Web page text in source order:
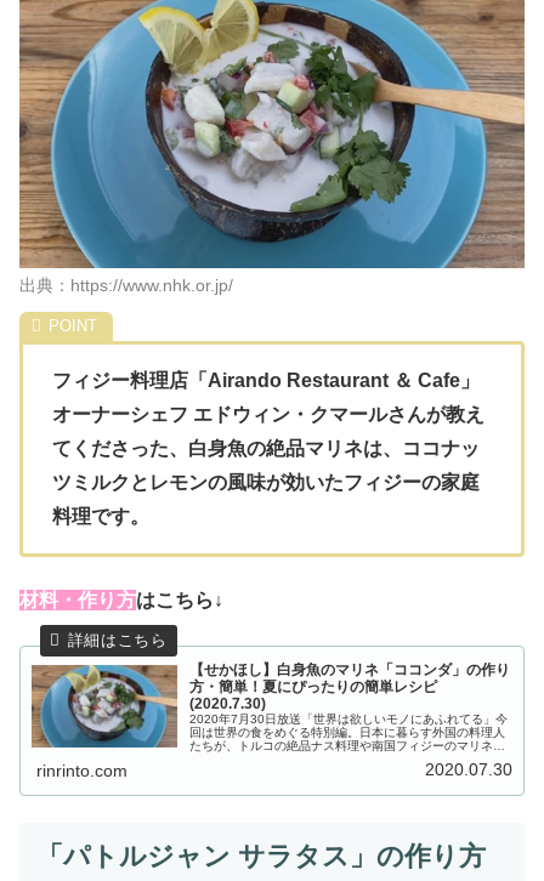
出典：https://www.nhk.or.jp/
フィジー料理店「Airando Restaurant ＆ Cafe」
オーナーシェフ エドウィン・クマールさんが教え
てくださった、白身魚の絶品マリネは、ココナッ
ツミルクとレモンの風味が効いたフィジーの家庭
料理です。
材料・作り方はこちら↓
【せかほし】白身魚のマリネ「ココンダ」の作り
方・簡単！夏にぴったりの簡単レシピ
(2020.7.30)
2020年7月30日放送「世界は欲しいモノにあふれてる」今
回は世界の食をめぐる特別編。日本に暮らす外国の料理人
たちが、トルコの絶品ナス料理や南国フィジーのマリネな
rinrinto.com 2020.07.30
「パトルジャン サラタス」の作り方